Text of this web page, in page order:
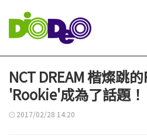
NCT DREAM 楷燦跳
'Rookie'成為了話題！
2017/02/28 14:20